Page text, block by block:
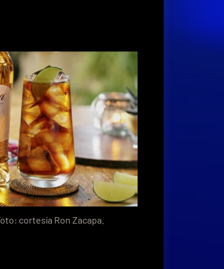
cortesía Ron Zacapa.